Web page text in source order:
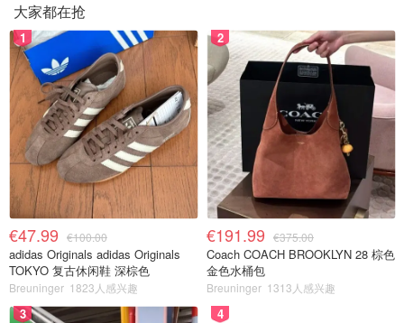
大家都在抢
1
€47.99 €100.00
adidas Originals adidas Originals
TOKYO 复古休闲鞋 深棕色
Breuninger 1823人感兴趣
2
€191.99 €375.00
Coach COACH BROOKLYN 28 棕色
金色水桶包
Breuninger 1313人感兴趣
3 4